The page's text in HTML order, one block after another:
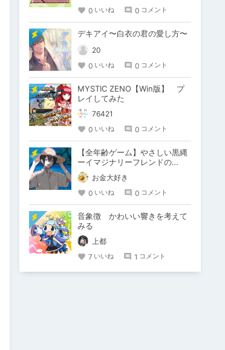
0 いいね 0 コメント
デキアイ〜白衣の君の愛し方〜
20
0 いいね 0 コメント
MYSTIC ZENO【Win版】 プ
レイしてみた
76421
0 いいね 0 コメント
【全年齢ゲーム】やさしい黒縄
ーイマジナリーフレンドの
「彼」と過ごすおぼんやすみー
お金大好き
0 いいね 0 コメント
音象徴 かわいい響きを考えて
みる
上都
7 いいね 1 コメント